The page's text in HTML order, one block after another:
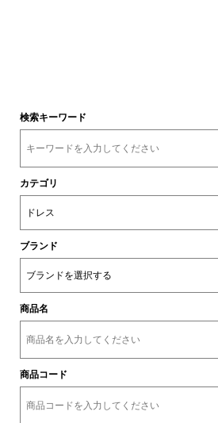
検索キーワード
カテゴリ
ブランド
商品名
商品コード